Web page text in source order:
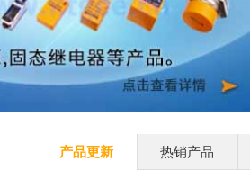
产品更新 热销产品